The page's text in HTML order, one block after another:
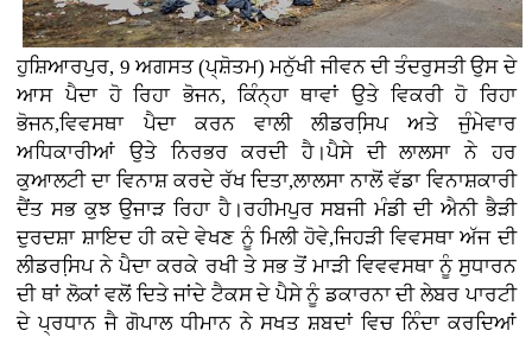
ਹੁਸ਼ਿਆਰਪੁਰ, 9 ਅਗਸਤ (ਪ੍ਸ਼ੋਤਮ) ਮਨੁੱਖੀ ਜੀਵਨ ਦੀ ਤੰਦਰੁਸਤੀ ਉਸ ਦੇ
ਆਸ ਪੈਦਾ ਹੋ ਰਿਹਾ ਭੋਜਨ, ਕਿੰਨ੍ਹਾ ਥਾਵਾਂ ਉਤੇ ਵਿਕਰੀ ਹੋ ਰਿਹਾ
ਭੋਜਨ,ਵਿਵਸਥਾ ਪੈਦਾ ਕਰਨ ਵਾਲੀ ਲੀਡਰਸਿ਼ਪ ਅਤੇ ਜੁੰਮੇਵਾਰ
ਅਧਿਕਾਰੀਆਂ ਉਤੇ ਨਿਰਭਰ ਕਰਦੀ ਹੈ।ਪੈਸੇ ਦੀ ਲਾਲਸਾ ਨੇ ਹਰ
ਕੁਆਲਟੀ ਦਾ ਵਿਨਾਸ਼ ਕਰਦੇ ਰੱਖ ਦਿਤਾ,ਲਾਲਸਾ ਨਾਲੋਂ ਵੱਡਾ ਵਿਨਾਸ਼ਕਾਰੀ
ਦੈਂਤ ਸਭ ਕੁਝ ਉਜਾੜ ਰਿਹਾ ਹੈ।ਰਹੀਮਪੁਰ ਸਬਜੀ ਮੰਡੀ ਦੀ ਐਨੀ ਭੈੜੀ
ਦੁਰਦਸ਼ਾ ਸ਼ਾਇਦ ਹੀ ਕਦੇ ਵੇਖਣ ਨੂੰ ਮਿਲੀ ਹੋਵੇ,ਜਿਹੜੀ ਵਿਵਸਥਾ ਅੱਜ ਦੀ
ਲੀਡਰਸਿ਼ਪ ਨੇ ਪੈਦਾ ਕਰਕੇ ਰਖੀ ਤੇ ਸਭ ਤੋਂ ਮਾੜੀ ਵਿਵਵਸਥਾ ਨੂੰ ਸੁਧਾਰਨ
ਦੀ ਥਾਂ ਲੋਕਾਂ ਵਲੋਂ ਦਿਤੇ ਜਾਂਦੇ ਟੈਕਸ ਦੇ ਪੈਸੇ ਨੂੰ ਡਕਾਰਨਾ ਦੀ ਲੇਬਰ ਪਾਰਟੀ
ਦੇ ਪ੍ਰਧਾਨ ਜੈ ਗੋਪਾਲ ਧੀਮਾਨ ਨੇ ਸਖਤ ਸ਼ਬਦਾਂ ਵਿਚ ਨਿੰਦਾ ਕਰਦਿਆਂ